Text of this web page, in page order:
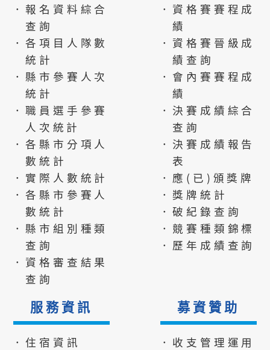
．報名資料綜合
查詢
．各項目人隊數
統計
．縣市參賽人次
統計
．職員選手參賽
人次統計
．各縣市分項人
數統計
．實際人數統計
．各縣市參賽人
數統計
．縣市組別種類
查詢
．資格審查結果
查詢
．資格賽賽程成
績
．資格賽晉級成
績查詢
．會內賽賽程成
績
．決賽成績綜合
查詢
．決賽成績報告
表
．應(已)頒獎牌
．獎牌統計
．破紀錄查詢
．競賽種類錦標
．歷年成績查詢
服務資訊
．住宿資訊
募資贊助
．收支管理運用